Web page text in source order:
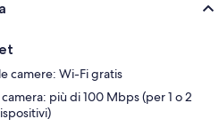
camere: Wi-Fi gratis
più di 100 Mbps (per 1 o 2